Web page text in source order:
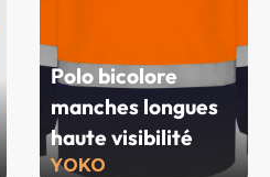
Polo bicolore
manches longues
haute visibilité
YOKO